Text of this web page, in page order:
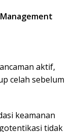
aktif,
celah sebelum
keamanan
tidak